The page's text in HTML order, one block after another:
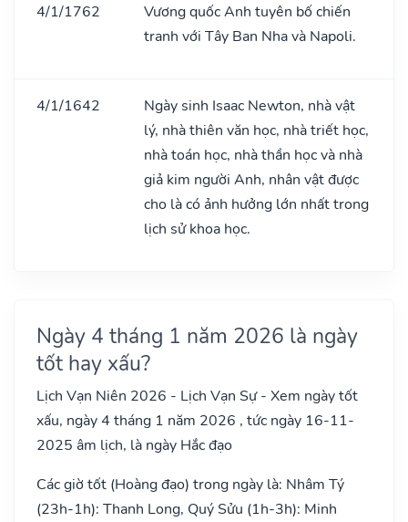
4/1/1762
Vương quốc Anh tuyên bố chiến
tranh với Tây Ban Nha và Napoli.
4/1/1642
Ngày sinh Isaac Newton, nhà vật
lý, nhà thiên văn học, nhà triết học,
nhà toán học, nhà thần học và nhà
giả kim người Anh, nhân vật được
cho là có ảnh hưởng lớn nhất trong
lịch sử khoa học.
Ngày 4 tháng 1 năm 2026 là ngày
tốt hay xấu?
Lịch Vạn Niên 2026 - Lịch Vạn Sự - Xem ngày tốt
xấu, ngày 4 tháng 1 năm 2026 , tức ngày 16-11-
2025 âm lịch, là ngày Hắc đạo
Các giờ tốt (Hoàng đạo) trong ngày là: Nhâm Tý
(23h-1h): Thanh Long, Quý Sửu (1h-3h): Minh